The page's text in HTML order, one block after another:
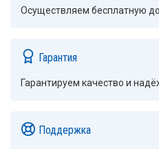
Осуществляем бесплатную
Гарантия
Гарантируем качество и
Поддержка